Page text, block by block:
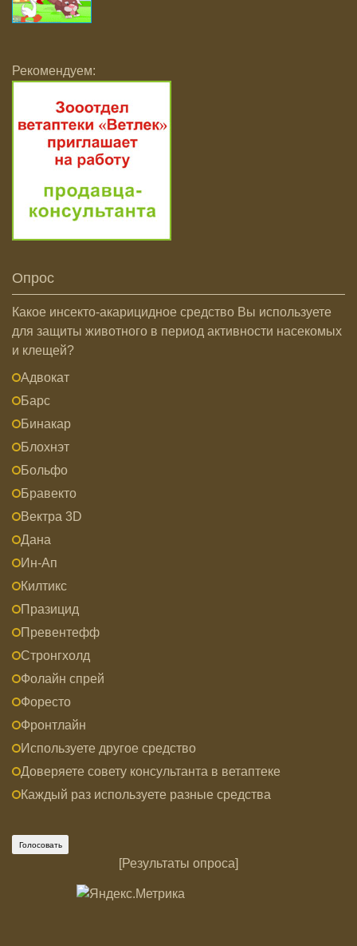
Рекомендуем:
Опрос
Какое инсекто-акарицидное средство Вы используете
для защиты животного в период активности насекомых
и клещей?
Адвокат
Барс
Бинакар
Блохнэт
Больфо
Бравекто
Вектра 3D
Дана
Ин-Ап
Килтикс
Празицид
Превентефф
Стронгхолд
Фолайн спрей
Форесто
Фронтлайн
Используете другое средство
Доверяете совету консультанта в ветаптеке
Каждый раз используете разные средства
[Результаты опроса]